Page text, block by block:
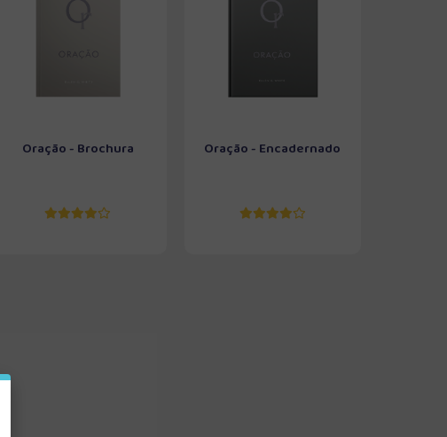
Oração - Brochura Oração - Encadernado